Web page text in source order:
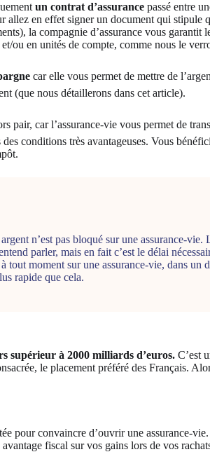
un contrat d’assurance passé entre
allez en effet signer un document qui stipule
la compagnie d’assurance vous
ou en unités de compte, comme nous le
car elle vous permet de mettre de
(que nous détaillerons dans cet article).
pair, car l’assurance-vie vous permet de
conditions très avantageuses. Vous
n’est pas bloqué sur une assurance-vie.
parler, mais en fait c’est le délai
tout moment sur une assurance-vie, dans un
rapide que cela.
supérieur à 2000 milliards d’euros. C’est
le placement préféré des Français.
pour convaincre d’ouvrir une assurance-
fiscal sur vos gains lors de vos